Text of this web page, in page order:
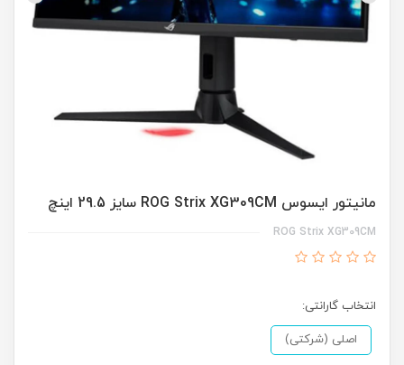
مانیتور ایسوس ROG Strix XG309CM سایز 29.5 اینچ
ROG Strix XG309CM
انتخاب گارانتی:
اصلی (‌شرکتی)